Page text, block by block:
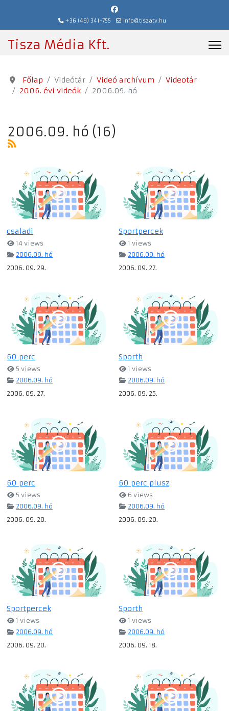
+36 (49) 341-755 info@tiszatv.hu
Tisza Média Kft.
Főlap Videótár Videó archívum
Videotár
2006. évi videók
2006.09. hó
2006.09. hó (16)
csaladi
14 views
2006.09. hó
2006. 09. 29.
Sportpercek
1 views
2006.09. hó
2006. 09. 27.
60 perc
5 views
2006.09. hó
2006. 09. 27.
Sporth
1 views
2006.09. hó
2006. 09. 25.
60 perc
5 views
2006.09. hó
2006. 09. 20.
60 perc plusz
6 views
2006.09. hó
2006. 09. 20.
Sportpercek
1 views
2006.09. hó
2006. 09. 20.
Sporth
1 views
2006.09. hó
2006. 09. 18.